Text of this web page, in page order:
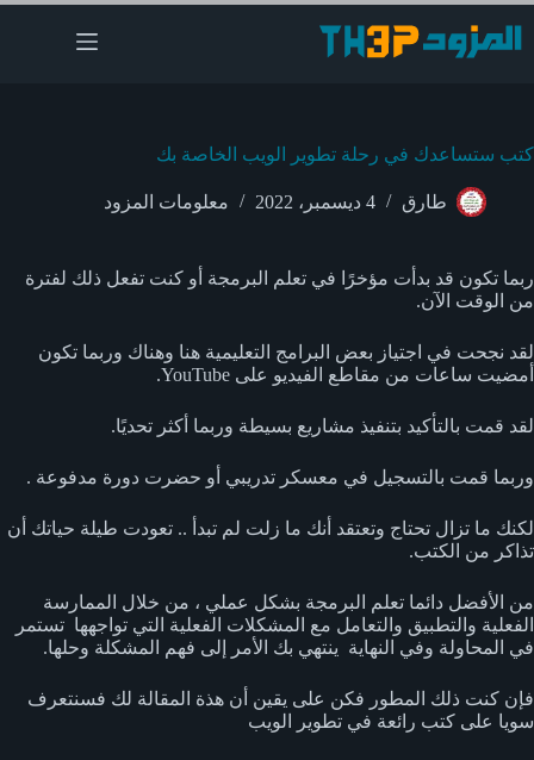
التجاوز
إلى
المحتوى
كتب ستساعدك في رحلة تطوير الويب الخاصة بك
طارق 4 ديسمبر، 2022 معلومات المزود
ربما تكون قد بدأت مؤخرًا في تعلم البرمجة أو كنت تفعل ذلك لفترة
من الوقت الآن.
لقد نجحت في اجتياز بعض البرامج التعليمية هنا وهناك وربما تكون
أمضيت ساعات من مقاطع الفيديو على YouTube
.
لقد قمت بالتأكيد بتنفيذ مشاريع بسيطة وربما أكثر تحديًا.
وربما قمت بالتسجيل في معسكر تدريبي أو حضرت دورة مدفوعة .
لكنك ما تزال تحتاج وتعتقد أنك ما زلت لم تبدأ .. تعودت طيلة حياتك أن
تذاكر من الكتب.
من الأفضل دائما تعلم البرمجة بشكل عملي ، من خلال الممارسة
الفعلية والتطبيق والتعامل مع المشكلات الفعلية التي تواجهها تستمر
في المحاولة وفي النهاية ينتهي بك الأمر إلى فهم المشكلة وحلها.
فإن كنت ذلك المطور فكن على يقين أن هذة المقالة لك فسنتعرف
سويا على كتب رائعة في تطوير الويب